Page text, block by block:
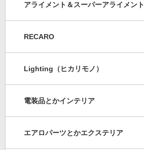
アライメント＆スーパーアライメント
RECARO
Lighting（ヒカリモノ）
電装品とかインテリア
エアロパーツとかエクステリア